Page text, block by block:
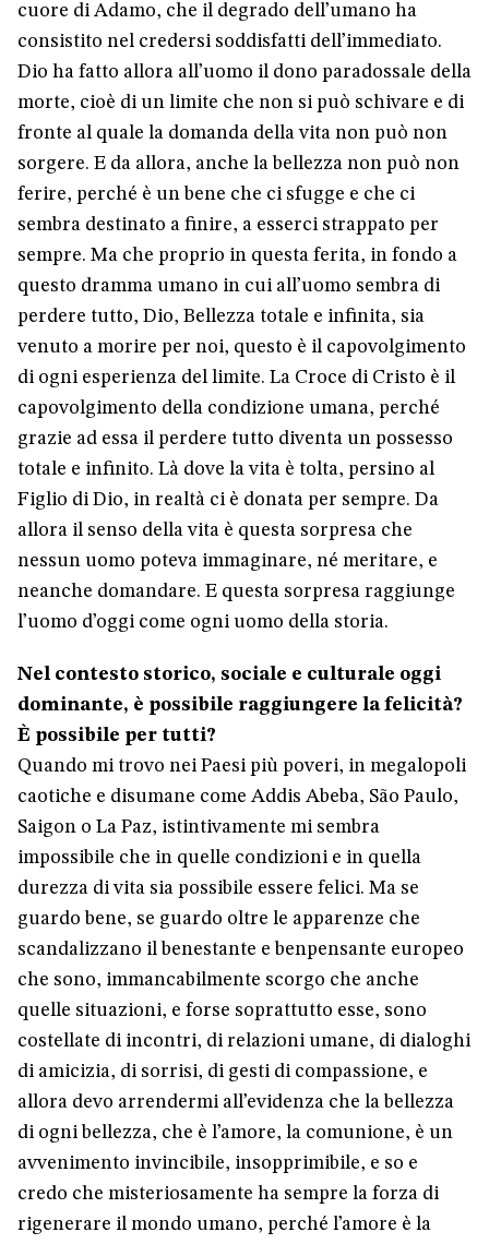
cuore di Adamo, che il degrado dell’umano ha
consistito nel credersi soddisfatti dell’immediato.
Dio ha fatto allora all’uomo il dono paradossale della
morte, cioè di un limite che non si può schivare e di
fronte al quale la domanda della vita non può non
sorgere. E da allora, anche la bellezza non può non
ferire, perché è un bene che ci sfugge e che ci
sembra destinato a finire, a esserci strappato per
sempre. Ma che proprio in questa ferita, in fondo a
questo dramma umano in cui all’uomo sembra di
perdere tutto, Dio, Bellezza totale e infinita, sia
venuto a morire per noi, questo è il capovolgimento
di ogni esperienza del limite. La Croce di Cristo è il
capovolgimento della condizione umana, perché
grazie ad essa il perdere tutto diventa un possesso
totale e infinito. Là dove la vita è tolta, persino al
Figlio di Dio, in realtà ci è donata per sempre. Da
allora il senso della vita è questa sorpresa che
nessun uomo poteva immaginare, né meritare, e
neanche domandare. E questa sorpresa raggiunge
l’uomo d’oggi come ogni uomo della storia.
Nel contesto storico, sociale e culturale oggi
dominante, è possibile raggiungere la felicità?
È possibile per tutti?
Quando mi trovo nei Paesi più poveri, in megalopoli
caotiche e disumane come Addis Abeba, São Paulo,
Saigon o La Paz, istintivamente mi sembra
impossibile che in quelle condizioni e in quella
durezza di vita sia possibile essere felici. Ma se
guardo bene, se guardo oltre le apparenze che
scandalizzano il benestante e benpensante europeo
che sono, immancabilmente scorgo che anche
quelle situazioni, e forse soprattutto esse, sono
costellate di incontri, di relazioni umane, di dialoghi
di amicizia, di sorrisi, di gesti di compassione, e
allora devo arrendermi all’evidenza che la bellezza
di ogni bellezza, che è l’amore, la comunione, è un
avvenimento invincibile, insopprimibile, e so e
credo che misteriosamente ha sempre la forza di
rigenerare il mondo umano, perché l’amore è la